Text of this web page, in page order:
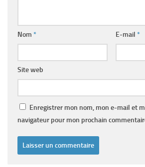
Nom * E-mail *
Site web
Enregistrer mon nom, mon e-mail et
navigateur pour mon prochain